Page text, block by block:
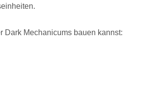
Dark Mechanicums bauen kannst: